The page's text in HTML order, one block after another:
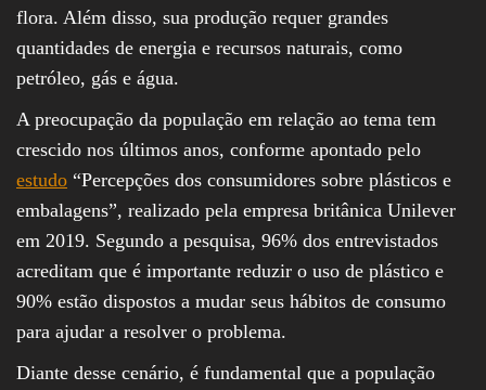
flora. Além disso, sua produção requer grandes
quantidades de energia e recursos naturais, como
petróleo, gás e água.
A preocupação da população em relação ao tema tem
crescido nos últimos anos, conforme apontado pelo
estudo “Percepções dos consumidores sobre plásticos e
embalagens”, realizado pela empresa britânica Unilever
em 2019. Segundo a pesquisa, 96% dos entrevistados
acreditam que é importante reduzir o uso de plástico e
90% estão dispostos a mudar seus hábitos de consumo
para ajudar a resolver o problema.
Diante desse cenário, é fundamental que a população